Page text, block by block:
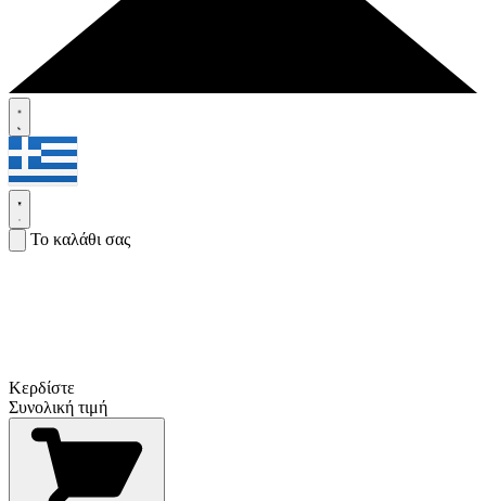
Το καλάθι σας
Κερδίστε
Συνολική τιμή